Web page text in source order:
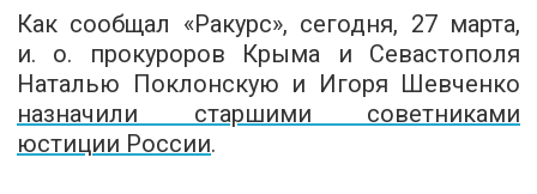
Как сообщал «Ракурс», сегодня, 27 марта,
и. о. прокуроров Крыма и Севастополя
Наталью Поклонскую и Игоря Шевченко
назначили старшими советниками
юстиции России.